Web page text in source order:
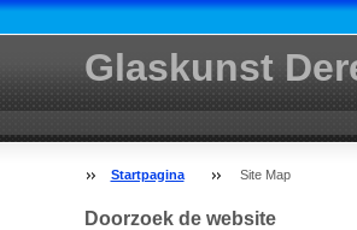
Glaskunst
Startpagina Site Map
Doorzoek de website